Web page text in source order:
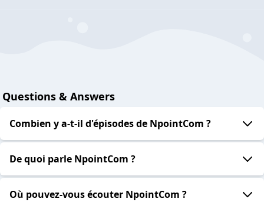
Questions & Answers
Combien y a-t-il d'épisodes de NpointCom ?
De quoi parle NpointCom ?
Où pouvez-vous écouter NpointCom ?